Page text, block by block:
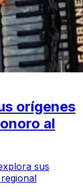
orígenes
al
sus